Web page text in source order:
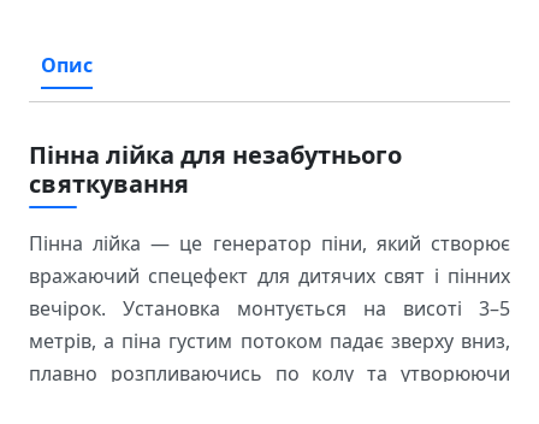
Опис
Пінна лійка для незабутнього
святкування
Пінна лійка — це генератор піни, який створює
вражаючий спецефект для дитячих свят і пінних
вечірок. Установка монтується на висоті 3–5
метрів, а піна густим потоком падає зверху вниз,
плавно розпливаючись по колу та утворюючи